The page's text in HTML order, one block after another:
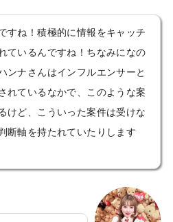
すね！積極的に情報をキャッチ
ているんですね！ちなみになの
ンナさんはインフルエンサーと
れているなかで、このような案
けど、こういった案件は受けな
断軸を持たれていたりします